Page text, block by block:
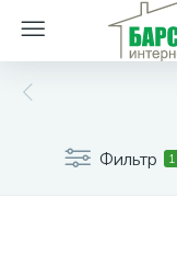
Фильтр 1